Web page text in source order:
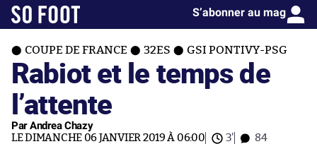
S’abonner au mag
COUPE DE FRANCE 32ES GSI PONTIVY-PSG
Rabiot et le temps de
l’attente
Par Andrea Chazy
LE DIMANCHE 06 JANVIER 2019 À 06:00 3' 84